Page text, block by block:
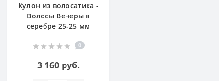
Кулон из волосатика -
Волосы Венеры в
серебре 25-25 мм
0
3 160 руб.